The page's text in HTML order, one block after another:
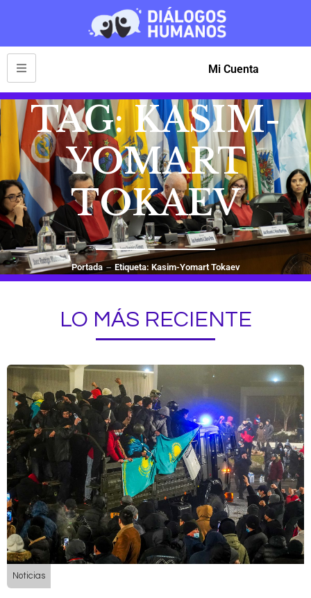
Mi Cuenta
TAG: KASIM-
YOMART
TOKAEV
Portada Etiqueta: Kasim-Yomart Tokaev
LO MÁS RECIENTE
Noticias